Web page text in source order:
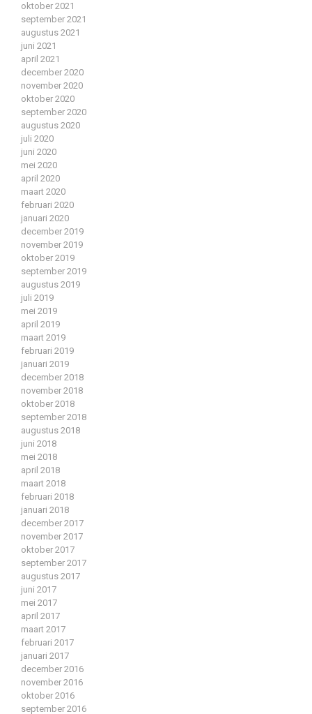
oktober 2021
september 2021
augustus 2021
juni 2021
april 2021
december 2020
november 2020
oktober 2020
september 2020
augustus 2020
juli 2020
juni 2020
mei 2020
april 2020
maart 2020
februari 2020
januari 2020
december 2019
november 2019
oktober 2019
september 2019
augustus 2019
juli 2019
mei 2019
april 2019
maart 2019
februari 2019
januari 2019
december 2018
november 2018
oktober 2018
september 2018
augustus 2018
juni 2018
mei 2018
april 2018
maart 2018
februari 2018
januari 2018
december 2017
november 2017
oktober 2017
september 2017
augustus 2017
juni 2017
mei 2017
april 2017
maart 2017
februari 2017
januari 2017
december 2016
november 2016
oktober 2016
september 2016